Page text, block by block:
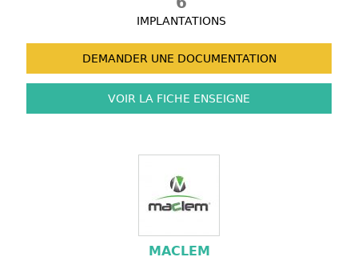
IMPLANTATIONS
DEMANDER UNE DOCUMENTATION
VOIR LA FICHE ENSEIGNE
MACLEM